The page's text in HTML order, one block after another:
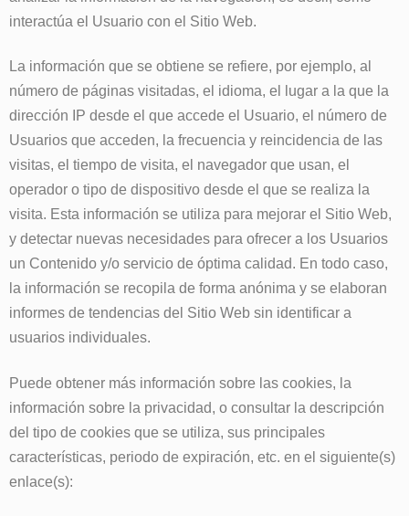
interactúa el Usuario con el Sitio Web.
La información que se obtiene se refiere, por ejemplo, al
número de páginas visitadas, el idioma, el lugar a la que la
dirección IP desde el que accede el Usuario, el número de
Usuarios que acceden, la frecuencia y reincidencia de las
visitas, el tiempo de visita, el navegador que usan, el
operador o tipo de dispositivo desde el que se realiza la
visita. Esta información se utiliza para mejorar el Sitio Web,
y detectar nuevas necesidades para ofrecer a los Usuarios
un Contenido y/o servicio de óptima calidad. En todo caso,
la información se recopila de forma anónima y se elaboran
informes de tendencias del Sitio Web sin identificar a
usuarios individuales.
Puede obtener más información sobre las cookies, la
información sobre la privacidad, o consultar la descripción
del tipo de cookies que se utiliza, sus principales
características, periodo de expiración, etc. en el siguiente(s)
enlace(s):